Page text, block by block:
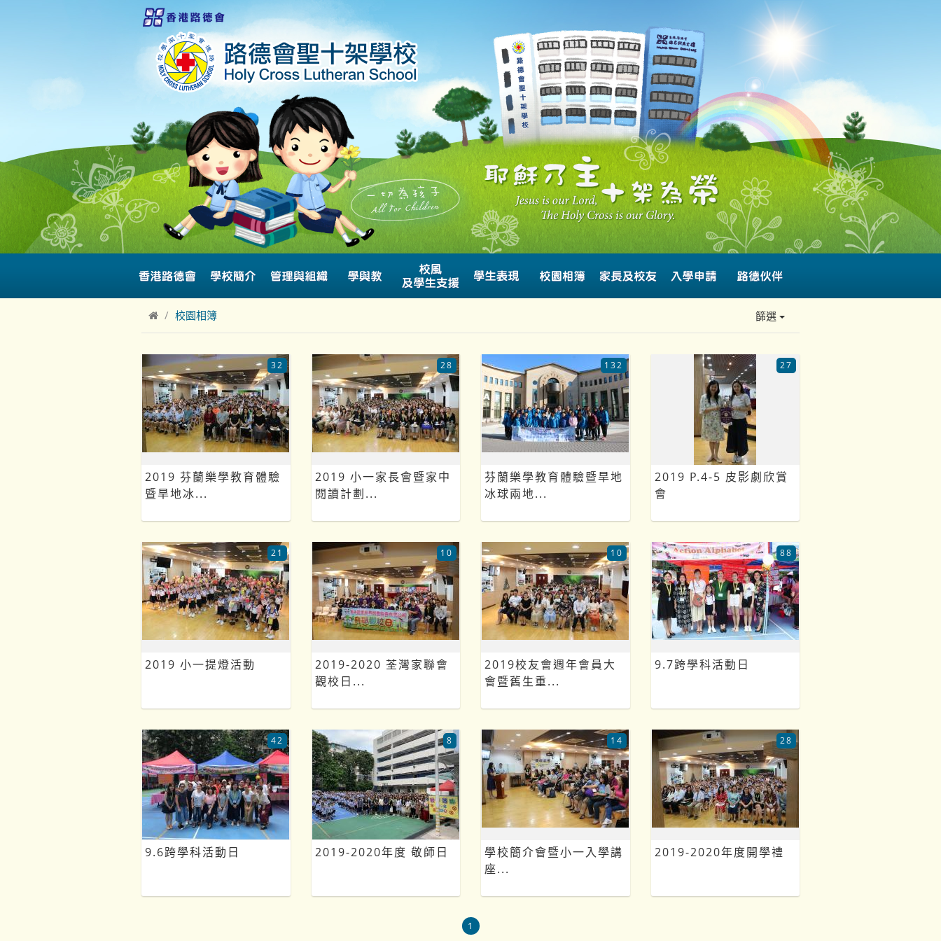
校園相簿 篩選
2019 芬蘭樂學教育體驗
暨旱地冰...
32
2019 小一家長會暨家中
閱讀計劃...
28
芬蘭樂學教育體驗暨旱地
冰球兩地...
132
2019 P.4-5 皮影劇欣賞
會
27
2019 小一提燈活動
21
2019-2020 荃灣家聯會
觀校日...
10
2019校友會週年會員大
會暨舊生重...
10
9.7跨學科活動日
88
9.6跨學科活動日
42
2019-2020年度 敬師日
8
學校簡介會暨小一入學講
座...
14
2019-2020年度開學禮
28
1